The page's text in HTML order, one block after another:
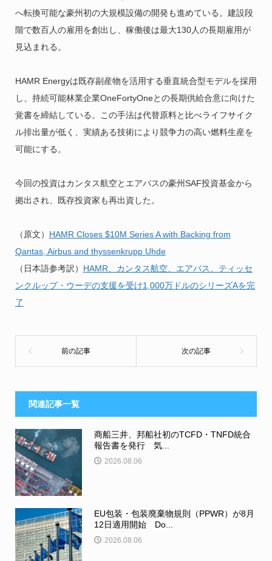
へ転換可能な豪州初の大規模設備の開発も進めている。建設段
階で数百人の雇用を創出し、稼働後は最大130人の長期雇用が
見込まれる。
HAMR Energyは既存副産物を活用する垂直統合型モデルを採用
し、持続可能林業企業OneFortyOneとの長期供給合意に向けた
覚書を締結している。この手法は代替原料と比べライフサイク
ル排出量が低く、実績ある技術により競争力の高い燃料生産を
可能にする。
今回の投資はカンタス航空とエアバスの豪州SAF投資基金から
拠出され、既存投資家も再出資した。
（原文） HAMR Closes $10M Series A with Backing from
Qantas, Airbus and thyssenkrupp Uhde
（日本語参考訳） HAMR、カンタス航空、エアバス、ティッセ
ンクルップ・ウーデの支援を受け1,000万ドルのシリーズAを完
了
関連記事一覧
商船三井、邦船社初のTCFD・TNFD統合
報告書を発行 気...
2026.08.06
EU包装・包装廃棄物規則（PPWR）が8月
12日適用開始 Do...
2026.08.06